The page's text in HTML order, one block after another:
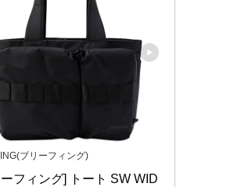
ブリーフィング)
フィング] トート SW WID